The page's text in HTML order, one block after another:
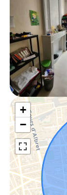
+
−